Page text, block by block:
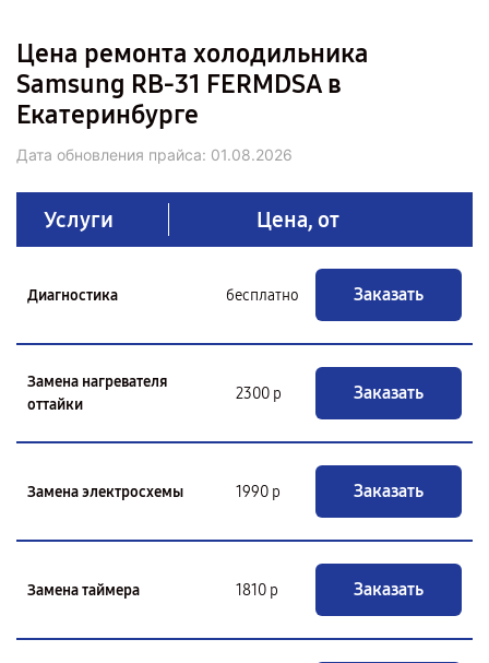
Цена ремонта холодильника
Samsung RB-31 FERMDSA в
Екатеринбурге
Дата обновления прайса: 01.08.2026
Услуги Цена, от
Диагностика бесплатно Заказать
Замена нагревателя
оттайки
2300 р Заказать
Замена электросхемы 1990 р Заказать
Замена таймера 1810 р Заказать